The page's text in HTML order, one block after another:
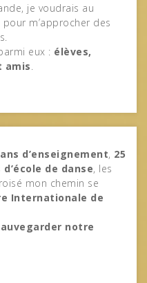
je voudrais au
pour m’approcher des
eux : élèves,
amis
d’enseignement, 25
d’école de danse, les
mon chemin se
Internationale de
notre